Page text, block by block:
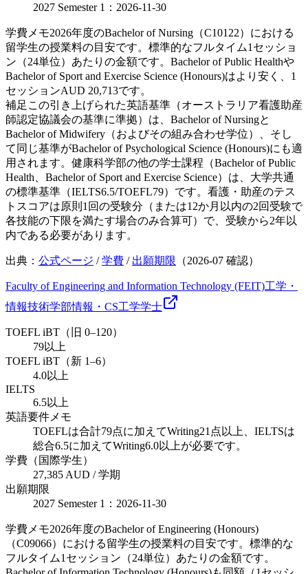
2027 Semester 1：2026-11-30
学費メモ2026年度のBachelor of Nursing（C10122）における
留学生の授業料の目安です。標準的なフルタイム1セッショ
ン（24単位）あたりの金額です。Bachelor of Public Healthや
Bachelor of Sport and Exercise Science (Honours)はより安く、1
セッションAUD 20,713です。
補足 この引き上げられた英語基準（オーストラリア看護助産
師認定協議会の基準に準拠）は、Bachelor of Nursingと
Bachelor of Midwifery（およびその組み合わせ学位）、そし
て同じ基準がBachelor of Psychological Science (Honours)にも適
用されます。健康科学部の他の学士課程（Bachelor of Public
Health、Bachelor of Sport and Exercise Science）は、大学共通
の標準基準（IELTS6.5/TOEFL79）です。看護・助産のテス
トスコアは原則1回の受験分（または12か月以内の2回受験で
各技能の下限を満たす場合のみ合算可）で、受験から2年以
内である必要があります。
出典： 公式ページ /学費 / 出願期限 （2026-07 確認）
Faculty of Engineering and Information Technology (FEIT)工学・
情報技術学部情報・CS工学学士
TOEFL iBT（旧 0–120）
79以上
TOEFL iBT（新 1–6）
4.0以上
IELTS
6.5以上
英語要件メモ
TOEFLは合計79点に加えてWriting21点以上、IELTSは
総合6.5に加えてWriting6.0以上が必要です。
学費（国際学生）
27,385 AUD / 学期
出願期限
2027 Semester 1：2026-11-30
学費メモ2026年度のBachelor of Engineering (Honours)
（C09066）における留学生の授業料の目安です。標準的な
フルタイム1セッション（24単位）あたりの金額です。